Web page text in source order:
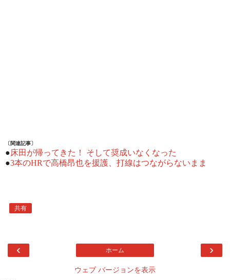
〔関連記事〕
●床田が帰ってきた！ そして奨成いなくなった
●3本のHRで高橋昂也を援護、打線はつながらないまま
共有
‹ ›
ホーム
ウェブ バージョンを表示